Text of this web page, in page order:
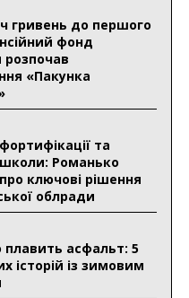
гривень до першого
фонд
«Пакунка
та
школи: Романько
ключові рішення
облради
плавить асфальт: 5
історій із зимовим